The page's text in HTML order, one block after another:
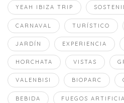
YEAH IBIZA TRIP
CARNAVAL TURÍSTICO
JARDÍN EXPERIENCIA
HORCHATA VISTAS
VALENBISI BIOPARC
BEBIDA FUEGOS